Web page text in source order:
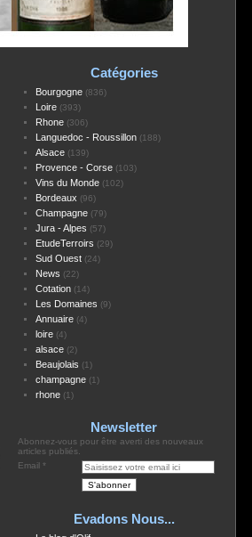
Catégories
Bourgogne(836)
Loire(393)
Rhone(306)
Languedoc - Roussillon(188)
Alsace(139)
Provence - Corse(103)
Vins du Monde(102)
Bordeaux (96)
Champagne(79)
Jura - Alpes (57)
EtudeTerroirs (29)
Sud Ouest(24)
News (22)
Cotation(14)
Les Domaines (9)
Annuaire(4)
loire(4)
alsace(2)
Beaujolais (1)
champagne(1)
rhone(1)
Newsletter
Abonnez-vous pour être averti des nouveaux
articles publiés.
Email
Evadons Nous...